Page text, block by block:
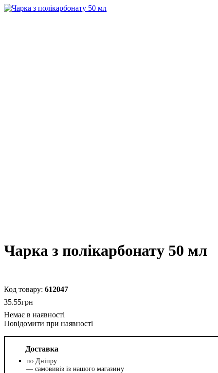
Чарка з полікарбонату 50 мл
612047
35.55грн
Повідомити при наявності
Доставка
по Дніпру
— самовивіз із нашого магазину